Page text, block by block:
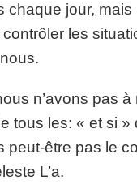
chaque jour, mais
les
n’avons pas à
tous les: « et si »
peut-être pas le
L’a.